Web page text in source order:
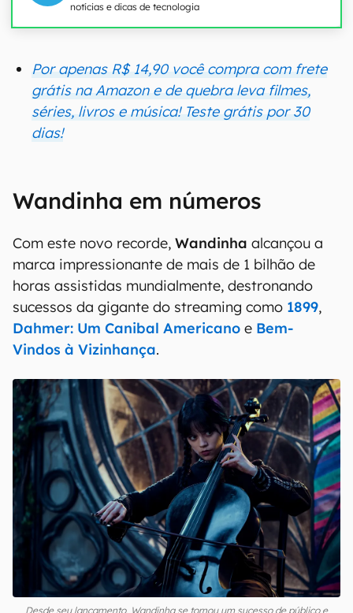
notícias e dicas de tecnologia
Por apenas R$ 14,90 você compra com frete
grátis na Amazon e de quebra leva filmes,
séries, livros e música! Teste grátis por 30
dias!
Wandinha em números
Com este novo recorde,Wandinhaalcançou a
marca impressionante de mais de 1 bilhão de
horas assistidas mundialmente, destronando
sucessos da gigante do streaming como1899,
Dahmer: Um Canibal AmericanoeBem-
Vindos à Vizinhança.